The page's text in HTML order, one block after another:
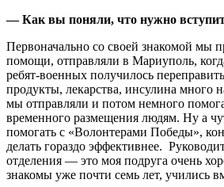
— Как вы поняли, что нужно
Первоначально со своей знакомой мы
помощи, отправляли в Мариуполь,
ребят-военных получилось
продукты, лекарства, инсулина много
мы отправляли и потом немного
временного размещения людям. Ну а
помогать с «Волонтерами Победы»,
делать гораздо эффективнее.
отделения — это моя подруга очень
знакомы уже почти семь лет, учились